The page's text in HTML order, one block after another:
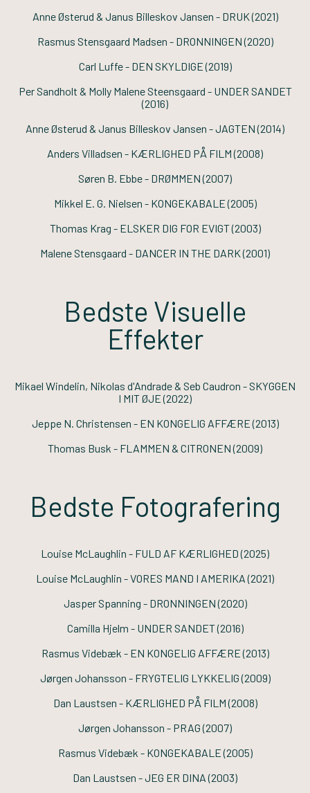
Anne Østerud & Janus Billeskov Jansen - DRUK(2021)
Rasmus Stensgaard Madsen - DRONNINGEN(2020)
Carl Luffe -DEN SKYLDIGE(2019)
Per Sandholt & Molly Malene Steensgaard - UNDER SANDET
(2016)
Anne Østerud & Janus Billeskov Jansen -JAGTEN(2014)
Anders Villadsen - KÆRLIGHED PÅ FILM(2008)
Søren B. Ebbe - DRØMMEN(2007)
Mikkel E. G. Nielsen - KONGEKABALE(2005)
Thomas Krag - ELSKER DIG FOR EVIGT(2003)
Malene Stensgaard - DANCER IN THE DARK(2001)
Bedste Visuelle
Effekter
Mikael Windelin, Nikolas d'Andrade & Seb Caudron - SKYGGEN
I MIT ØJE(2022)
Jeppe N. Christensen -EN KONGELIG AFFÆRE(2013)
Thomas Busk - FLAMMEN & CITRONEN(2009)
Bedste Fotografering
Louise McLaughlin - FULD AF KÆRLIGHED(2025)
Louise McLaughlin -VORES MAND I AMERIKA(2021)
Jasper Spanning - DRONNINGEN(2020)
Camilla Hjelm -UNDER SANDET(2016)
Rasmus Videbæk - EN KONGELIG AFFÆRE(2013)
Jørgen Johansson - FRYGTELIG LYKKELIG(2009)
Dan Laustsen -KÆRLIGHED PÅ FILM(2008)
Jørgen Johansson - PRAG(2007)
Rasmus Videbæk - KONGEKABALE(2005)
Dan Laustsen -JEG ER DINA(2003)